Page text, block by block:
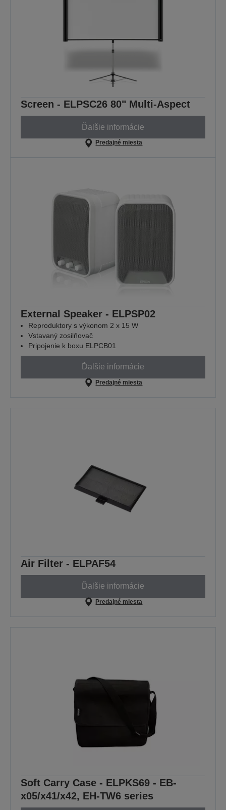
Screen - ELPSC26 80" Multi-Aspect
Ďalšie informácie
Predajné miesta
External Speaker - ELPSP02
Reproduktory s výkonom 2 x 15 W
Vstavaný zosilňovač
Pripojenie k boxu ELPCB01
Ďalšie informácie
Predajné miesta
Air Filter - ELPAF54
Ďalšie informácie
Predajné miesta
Soft Carry Case - ELPKS69 - EB-
x05/x41/x42, EH-TW6 series